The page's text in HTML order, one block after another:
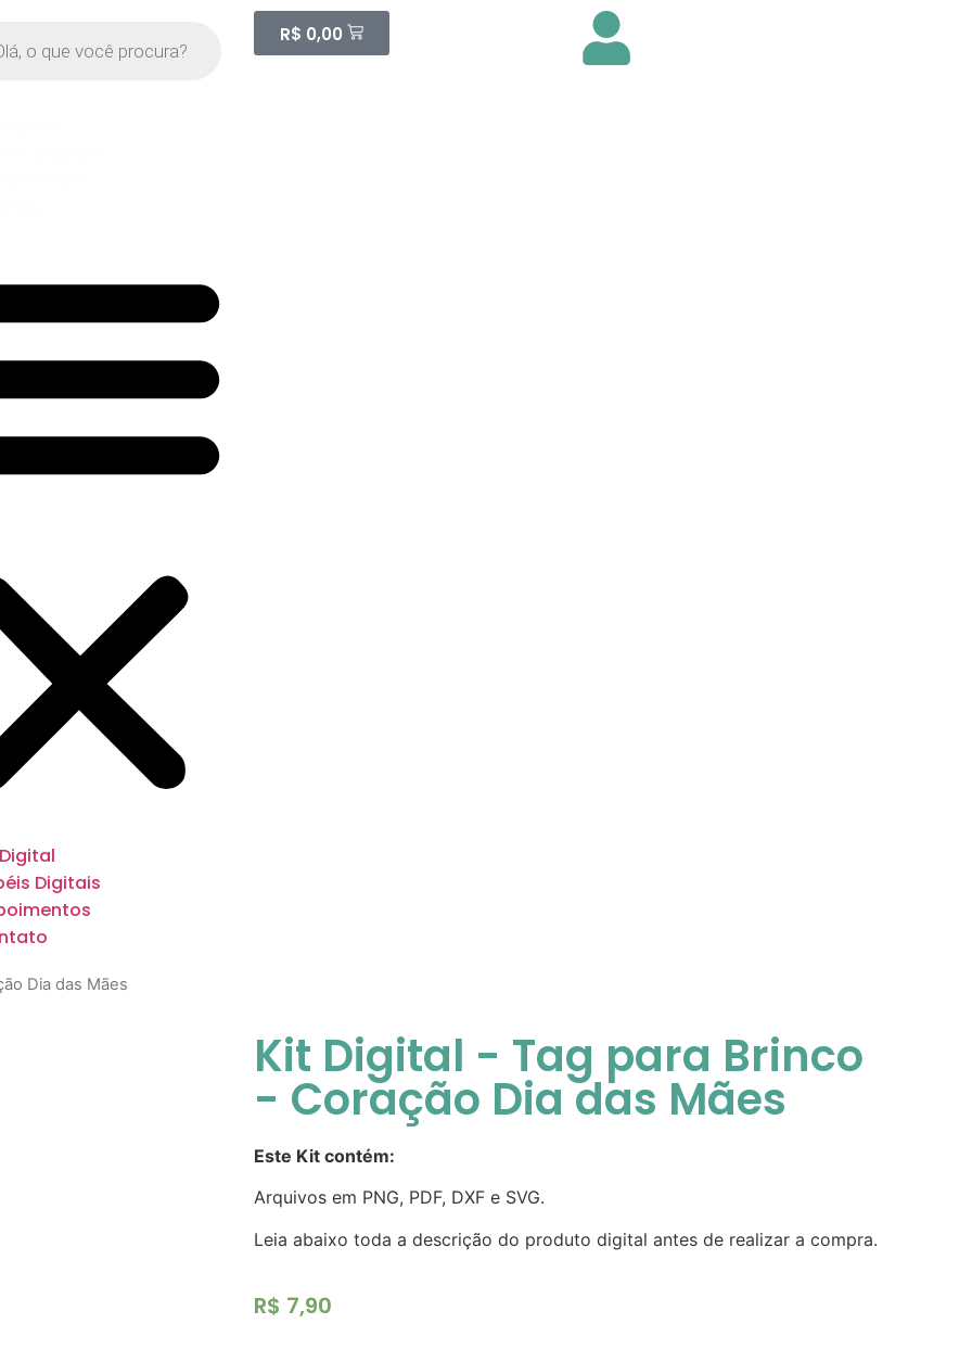
Digitais
R$ 0,00
Dia das Mães
Kit Digital - Tag para Brinco
- Coração Dia das Mães
Este Kit contém:
Arquivos em PNG, PDF, DXF e SVG.
Leia abaixo toda a descrição do produto digital antes de realizar a compra.
R$ 7,90